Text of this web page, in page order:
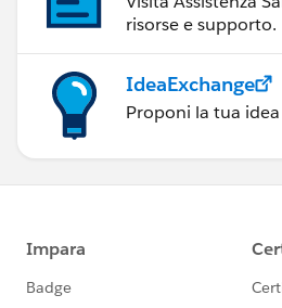
risorse e supporto.
IdeaExchange
Proponi la tua